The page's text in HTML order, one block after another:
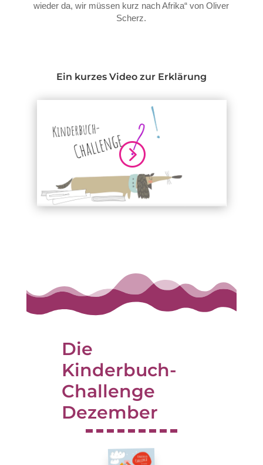
wieder da, wir müssen kurz nach Afrika“ von Oliver
Scherz.
Ein kurzes Video zur Erklärung
Die
Kinderbuch-
Challenge
Dezember